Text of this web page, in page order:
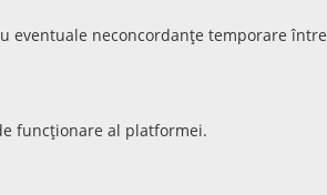
eventuale neconcordanțe temporare între
funcționare al platformei.